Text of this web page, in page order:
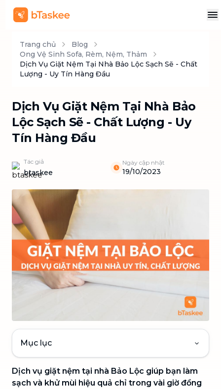
Trang chủ
Blog
Ong Vệ Sinh Sofa, Rèm, Nệm, Thảm
Dịch Vụ Giặt Nệm Tại Nhà Bảo Lộc Sạch Sẽ - Chất
Lượng - Uy Tín Hàng Đầu
Dịch Vụ Giặt Nệm Tại Nhà Bảo
Lộc Sạch Sẽ - Chất Lượng - Uy
Tín Hàng Đầu
Tác giả
btaskee
Ngày cập nhật
19/10/2023
Mục lục
Dịch vụ giặt nệm tại nhà Bảo Lộc giúp bạn làm
sạch và khử mùi hiệu quả chỉ trong vài giờ đồng